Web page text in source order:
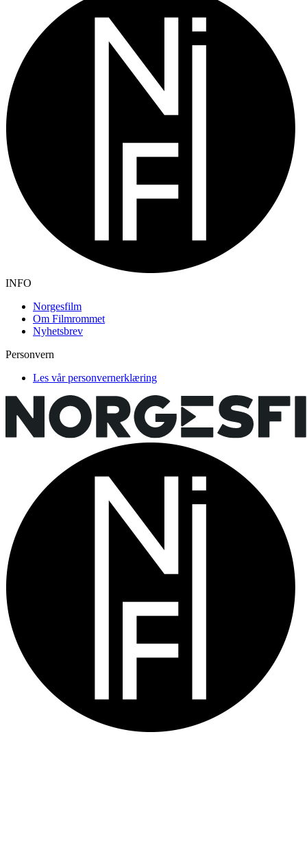
INFO
Norgesfilm
Om Filmrommet
Nyhetsbrev
Personvern
Les vår personvernerklæring